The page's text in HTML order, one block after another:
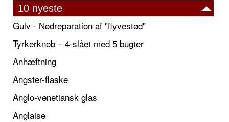
10 nyeste
Gulv - Nødreparation af "flyvestød"
Tyrkerknob – 4-slået med 5 bugter
Anhæftning
Angster-flaske
Anglo-venetiansk glas
Anglaise